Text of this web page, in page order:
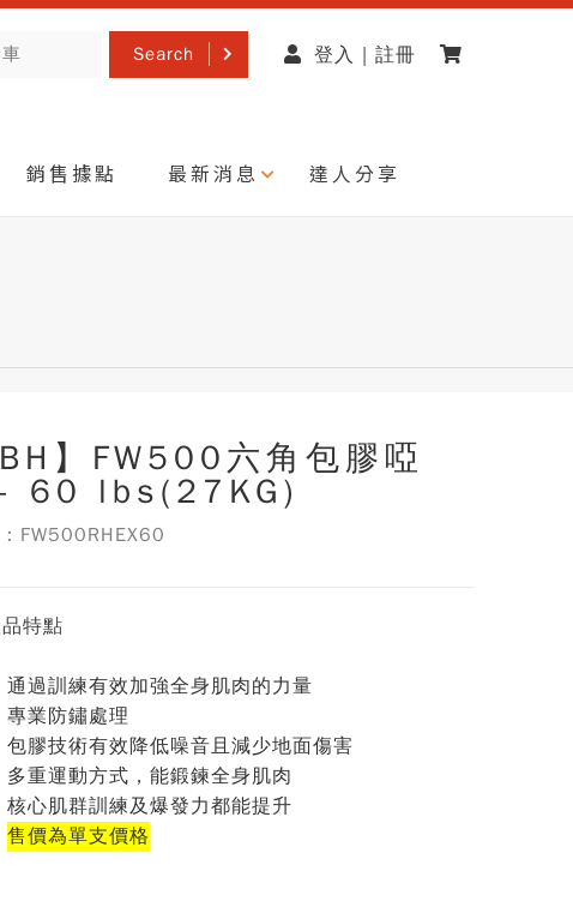
Search 登入 | 註冊
銷售據點 最新消息 達人分享
BH】FW500六角包膠啞
60 lbs(27KG)
FW500RHEX60
特點
通過訓練有效加強全身肌肉的力量
專業防鏽處理
包膠技術有效降低噪音且減少地面傷害
多重運動方式，能鍛鍊全身肌肉
核心肌群訓練及爆發力都能提升
售價為單支價格